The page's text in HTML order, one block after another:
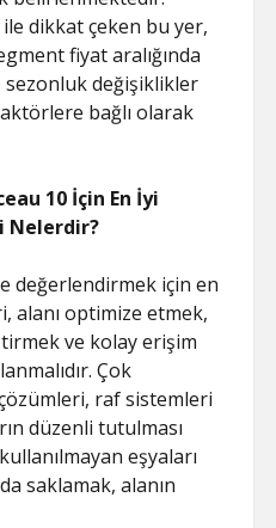
dikkat çeken bu yer,
fiyat aralığında
sezonluk değişiklikler
bağlı olarak
10 İçin En İyi
Nelerdir?
değerlendirmek için en
alanı optimize etmek,
ve kolay erişim
Çok
raf sistemleri
düzenli tutulması
eşyaları
saklamak, alanın